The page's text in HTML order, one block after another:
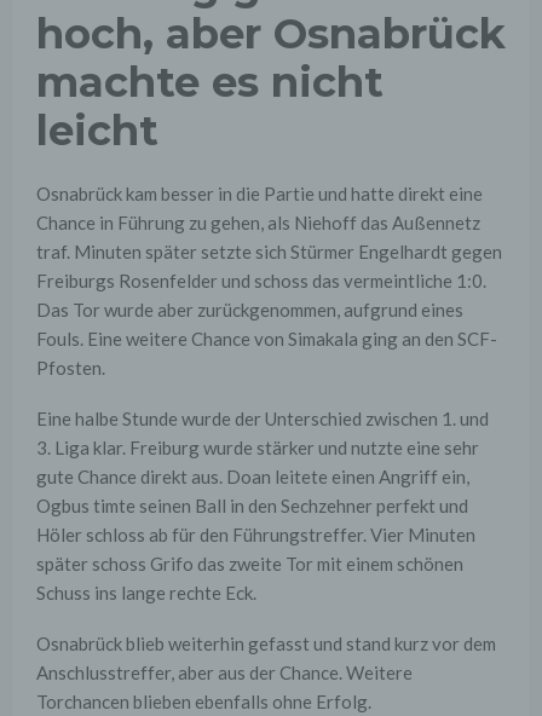
hoch, aber Osnabrück
machte es nicht
leicht
Osnabrück kam besser in die Partie und hatte direkt eine
Chance in Führung zu gehen, als Niehoff das Außennetz
traf. Minuten später setzte sich Stürmer Engelhardt gegen
Freiburgs Rosenfelder und schoss das vermeintliche 1:0.
Das Tor wurde aber zurückgenommen, aufgrund eines
Fouls. Eine weitere Chance von Simakala ging an den SCF-
Pfosten.
Eine halbe Stunde wurde der Unterschied zwischen 1. und
3. Liga klar. Freiburg wurde stärker und nutzte eine sehr
gute Chance direkt aus. Doan leitete einen Angriff ein,
Ogbus timte seinen Ball in den Sechzehner perfekt und
Höler schloss ab für den Führungstreffer. Vier Minuten
später schoss Grifo das zweite Tor mit einem schönen
Schuss ins lange rechte Eck.
Osnabrück blieb weiterhin gefasst und stand kurz vor dem
Anschlusstreffer, aber aus der Chance. Weitere
Torchancen blieben ebenfalls ohne Erfolg.